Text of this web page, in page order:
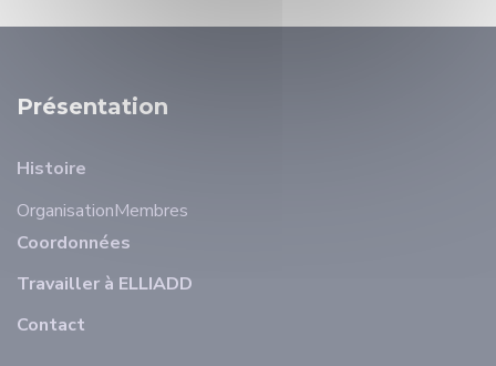
Présentation
Histoire
OrganisationMembres
Coordonnées
Travailler à ELLIADD
Contact